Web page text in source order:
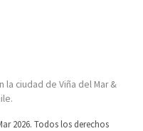
la ciudad de Viña del Mar &
2026. Todos los derechos